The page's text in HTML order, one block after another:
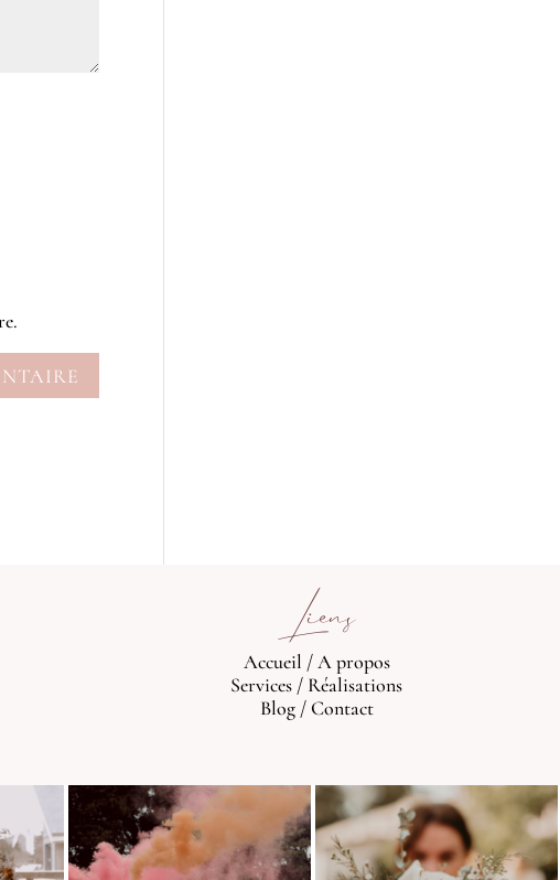
Liens
Accueil /A propos
Services / Réalisations
Blog/Contact